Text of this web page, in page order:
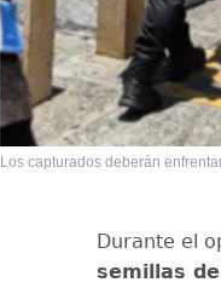
Los capturados deberán
Durante el
semillas